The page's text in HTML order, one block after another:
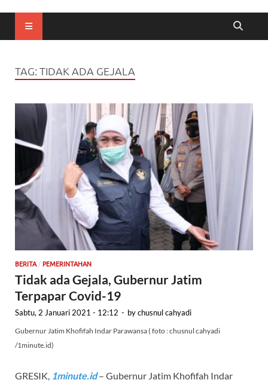
TAG: TIDAK ADA GEJALA
BERITA/ PEMERINTAHAN
Tidak ada Gejala, Gubernur Jatim
Terpapar Covid-19
Sabtu, 2 Januari 2021 - 12:12 - bychusnul cahyadi
Gubernur Jatim Khofifah Indar Parawansa ( foto : chusnul cahyadi
/1minute.id)
GRESIK, 1minute.id – Gubernur Jatim Khofifah Indar